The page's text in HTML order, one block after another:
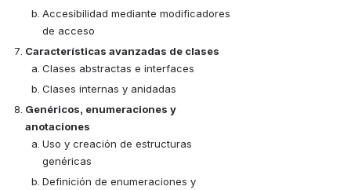
Accesibilidad mediante modificadores
de acceso
Características avanzadas de clases
Clases abstractas e interfaces
Clases internas y anidadas
Genéricos, enumeraciones y
anotaciones
Uso y creación de estructuras
genéricas
Definición de enumeraciones y